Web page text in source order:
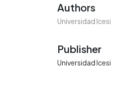
Authors
Universidad Icesi
Publisher
Universidad Icesi